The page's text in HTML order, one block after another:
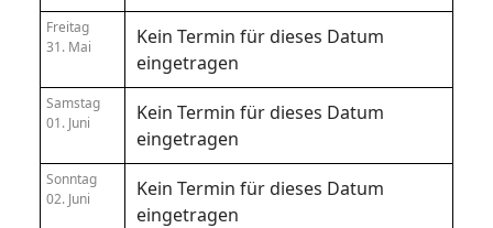
Freitag
31. Mai
Kein Termin für dieses Datum
eingetragen
Samstag
01. Juni
Kein Termin für dieses Datum
eingetragen
Sonntag
02. Juni
Kein Termin für dieses Datum
eingetragen